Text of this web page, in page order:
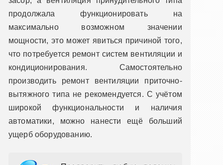
продолжала функционировать на
максимально возможном значении
мощности, это может явиться причиной того,
что потребуется ремонт систем вентиляции и
кондиционирования. Самостоятельно
производить ремонт вентиляции приточно-
вытяжного типа не рекомендуется. С учётом
широкой функциональности и наличия
автоматики, можно нанести ещё больший
ущерб оборудованию.